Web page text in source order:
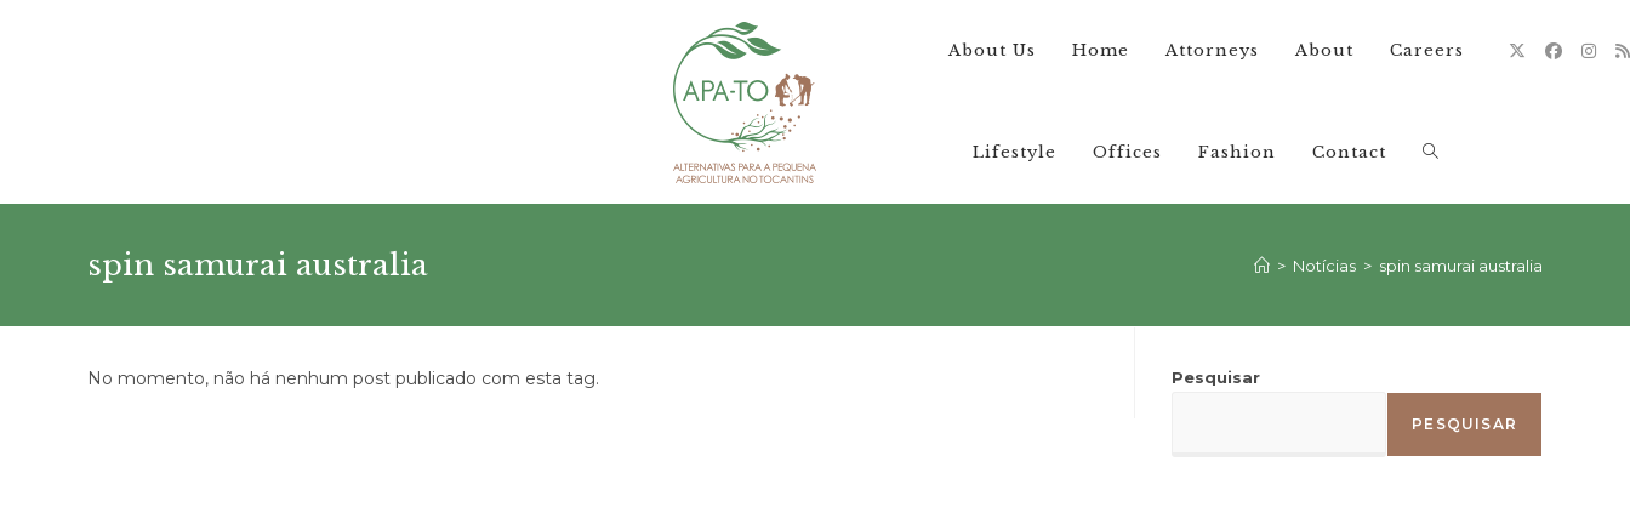
About Us Home Attorneys About Careers
Lifestyle Offices Fashion Contact Alternar
pesquisa
site
spin samurai australia > Notícias > spin samurai australia
No momento, não há nenhum post publicado com esta tag. Pesquisar
PESQUISAR